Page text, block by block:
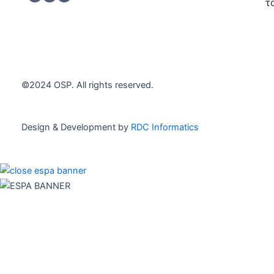
©2024 OSP. All rights reserved.
Design & Development by RDC Informatics